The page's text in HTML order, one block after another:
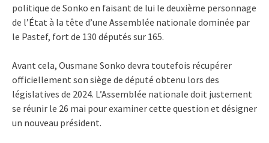
politique de Sonko en faisant de lui le deuxième personnage
de l’État à la tête d’une Assemblée nationale dominée par
le Pastef, fort de 130 députés sur 165.
Avant cela, Ousmane Sonko devra toutefois récupérer
officiellement son siège de député obtenu lors des
législatives de 2024. L’Assemblée nationale doit justement
se réunir le 26 mai pour examiner cette question et désigner
un nouveau président.